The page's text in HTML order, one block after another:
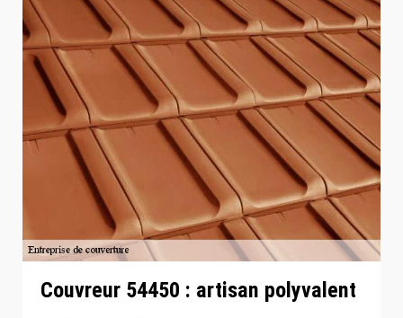
Couvreur 54450 : artisan polyvalent